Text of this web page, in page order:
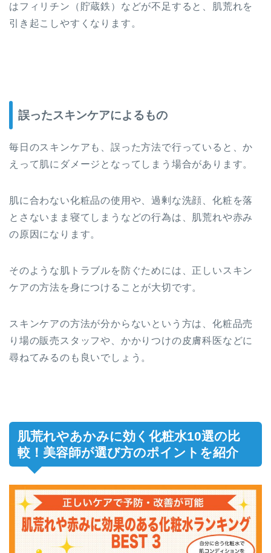
はフィリチン（貯蔵鉄）などが不足すると、肌荒れを
引き起こしやすくなります。
誤ったスキンケアによるもの
毎日のスキンケアも、誤った方法で行っていると、か
えって肌にダメージとなってしまう場合があります。
肌に合わない化粧品の使用や、過剰な洗顔、化粧を落
とさないまま寝てしまうなどの行為は、肌荒れや赤み
の原因になります。
そのような肌トラブルを防ぐためには、正しいスキン
ケアの方法を身につけることが大切です。
スキンケアの方法が分からないという方は、化粧品売
り場の販売スタッフや、かかりつけの皮膚科医などに
尋ねてみるのも良いでしょう。
肌荒れやあかみに効く化粧水10選の比
較！美容師が選び方のポイントを紹介